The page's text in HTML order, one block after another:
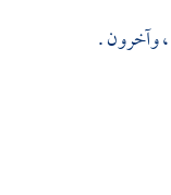
، وآخرون .